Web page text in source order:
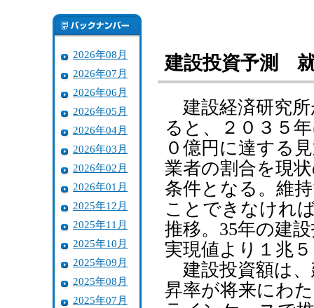
2026年08月
2026年07月
2026年06月
2026年05月
2026年04月
2026年03月
2026年02月
2026年01月
2025年12月
2025年11月
2025年10月
2025年09月
2025年08月
2025年07月
建設投資予測
建設経済研究所
ると、２０３５
０億円に達する
業者の割合を現
条件となる。維
ことできなけれ
推移。35年の建
実現値より１兆
建設投資額は、
昇率が将来にわ